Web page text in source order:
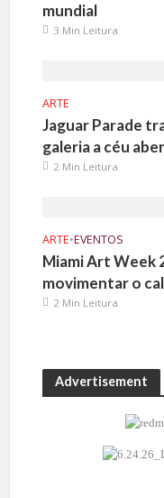
mundial
3 Min Leitura
ARTE
Jaguar Parade
galeria a céu
2 Min Leitura
ARTE•EVENTOS
Miami Art Week
movimentar o
2 Min Leitura
Advertisement